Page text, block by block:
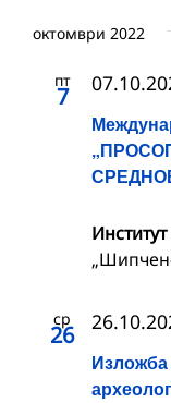
октомври 2022
пт
7
ср
26
Изложба